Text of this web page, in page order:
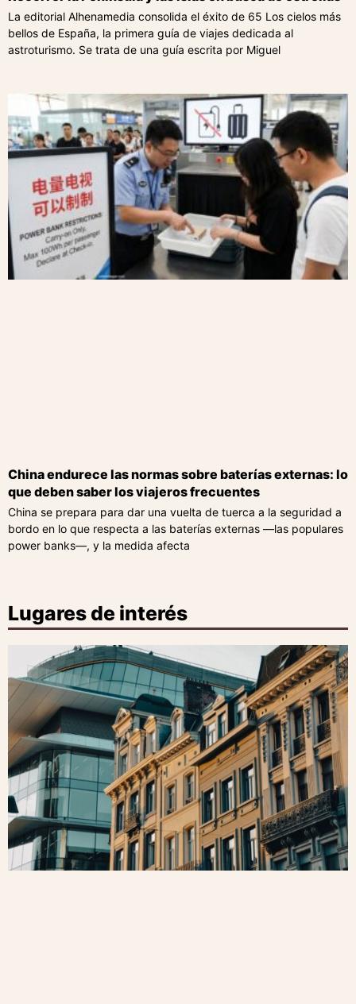
La editorial Alhenamedia consolida el éxito de 65 Los cielos más
bellos de España, la primera guía de viajes dedicada al
astroturismo. Se trata de una guía escrita por Miguel
China endurece las normas sobre baterías externas: lo
que deben saber los viajeros frecuentes
China se prepara para dar una vuelta de tuerca a la seguridad a
bordo en lo que respecta a las baterías externas —las populares
power banks—, y la medida afecta
Lugares de interés